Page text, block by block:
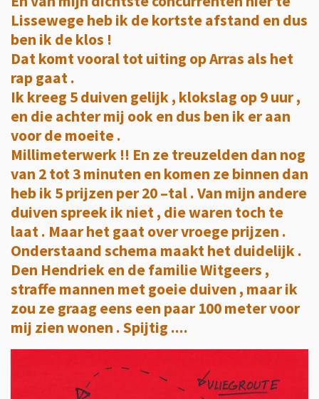
Lissewege heb ik de kortste afstand en dus
ben ik de klos !
Dat komt vooral tot uiting op Arras als het
rap gaat .
Ik kreeg 5 duiven gelijk , klokslag op 9 uur ,
en die achter mij ook en dus ben ik er aan
voor de moeite .
Millimeterwerk !! En ze treuzelden dan nog
van 2 tot 3 minuten en komen ze binnen dan
heb ik 5 prijzen per 20 –tal . Van mijn andere
duiven spreek ik niet , die waren toch te
laat . Maar het gaat over vroege prijzen .
Onderstaand schema maakt het duidelijk .
Den Hendriek en de familie Witgeers ,
straffe mannen met goeie duiven , maar ik
zou ze graag eens een paar 100 meter voor
mij zien wonen . Spijtig ....